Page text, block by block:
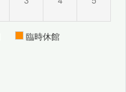
臨時休館